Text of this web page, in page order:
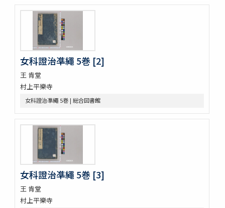
江戸三芝居并新吉原由緒書
周憲王救荒本草 14巻
本草綱目序註
本艸序例
順抄伊呂波寄
新添脩治纂要 5巻
本草和名抜書
本草和名字類
本草綱目譯説 52巻(存4巻)
本草
太平和劑圖經本草藥性緫論
蘭法口傳明細書
醫史 10巻
日記
日記
醫藏目録 1巻疹子心法1巻
鶚軒文庫藏書目録 : 醫書部
牛渚漫録續
女科證治凖繩 5巻 [2]
王 肯堂
村上平樂寺
女科證治凖繩 5巻 | 総合図書館
女科證治凖繩 5巻 [3]
王 肯堂
村上平樂寺